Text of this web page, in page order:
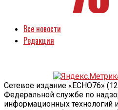
Все новости
Редакция
Сетевое издание «ECHO76»
Федеральной службе по
информационных технологий